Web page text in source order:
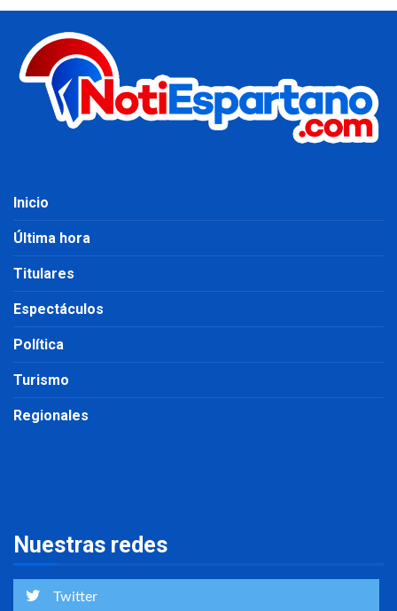
Inicio
Última hora
Titulares
Espectáculos
Política
Turismo
Regionales
Nuestras redes
Twitter